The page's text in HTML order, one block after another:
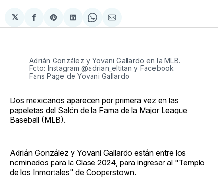
𝕏
Compartir
en
Share
on
Compartir
en
Share
on
Compartir
via
Adrián González y Yovani Gallardo en la MLB.
Foto: Instagram @adrian_eltitan y Facebook
Fans Page de Yovani Gallardo
Dos mexicanos aparecen por primera vez en las
papeletas del Salón de la Fama de la Major League
Baseball (MLB).
Adrián González y Yovani Gallardo están entre los
nominados para la Clase 2024, para ingresar al "Templo
de los Inmortales" de Cooperstown.